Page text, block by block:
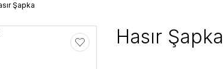
Şapka
Hasır Şapka